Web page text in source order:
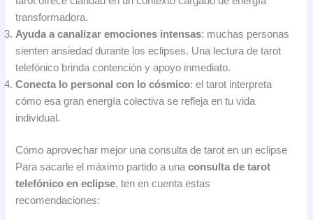
transformadora.
Ayuda a canalizar emociones intensas: muchas personas
sienten ansiedad durante los eclipses. Una lectura de tarot
telefónico brinda contención y apoyo inmediato.
Conecta lo personal con lo cósmico: el tarot interpreta
cómo esa gran energía colectiva se refleja en tu vida
individual.
Cómo aprovechar mejor una consulta de tarot en un eclipse
Para sacarle el máximo partido a unaconsulta de tarot
telefónico en eclipse, ten en cuenta estas
recomendaciones: